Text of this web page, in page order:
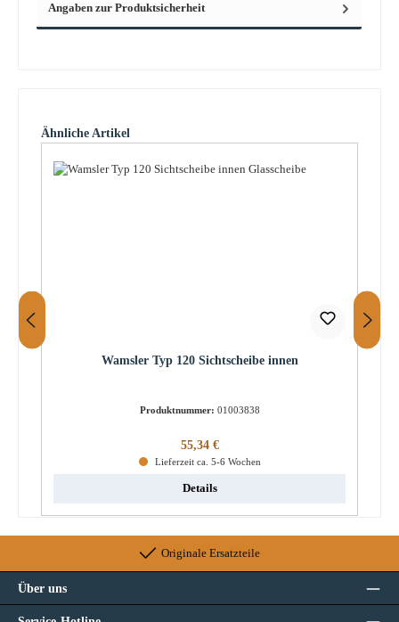
Angaben zur Produktsicherheit
Produktgalerie überspringen
Ähnliche Artikel
Wamsler Typ 120 Sichtscheibe innen
Produktnummer: 01003838
Regulärer Preis:
55,34 €
Lieferzeit ca. 5-6 Wochen
Details
Originale Ersatzteile
Über uns